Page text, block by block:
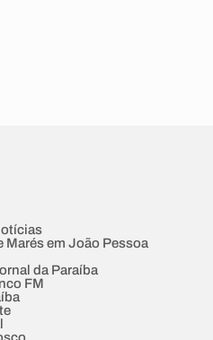
Marés em João Pessoa
da Paraíba
FM